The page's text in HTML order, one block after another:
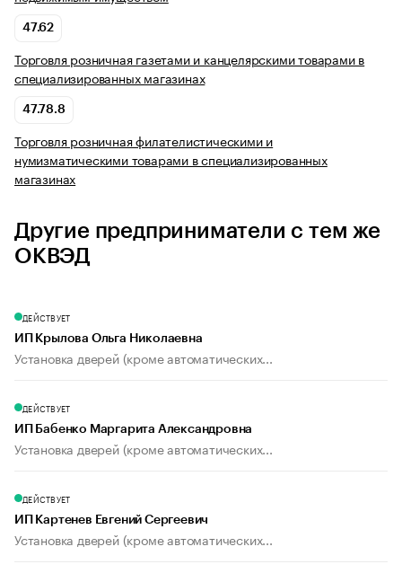
47.62
Торговля розничная газетами и канцелярскими товарами в
специализированных магазинах
47.78.8
Торговля розничная филателистическими и
нумизматическими товарами в специализированных
магазинах
Другие предприниматели с тем же
ОКВЭД
ДЕЙСТВУЕТ
ИП Крылова Ольга Николаевна
Установка дверей (кроме автоматических...
ДЕЙСТВУЕТ
ИП Бабенко Маргарита Александровна
Установка дверей (кроме автоматических...
ДЕЙСТВУЕТ
ИП Картенев Евгений Сергеевич
Установка дверей (кроме автоматических...